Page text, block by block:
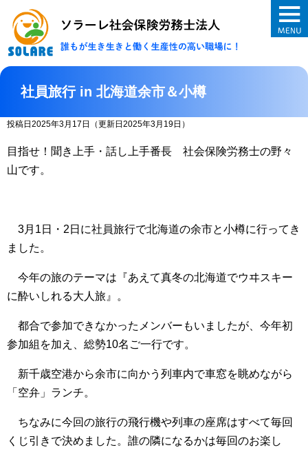
ソラーレ社会保
社員旅行 in 北海道余市＆小樽
投稿日2025年3月17日 （更新日2025年3月19日）
目指せ！聞き上手・話し上手番長 社会保険労務士の野々
山です。
3月1日・2日に社員旅行で北海道の余市と小樽に行ってき
ました。
今年の旅のテーマは『あえて真冬の北海道でウヰスキー
に酔いしれる大人旅』。
都合で参加できなかったメンバーもいましたが、今年初
参加組を加え、総勢10名ご一行です。
新千歳空港から余市に向かう列車内で車窓を眺めながら
「空弁」ランチ。
ちなみに今回の旅行の飛行機や列車の座席はすべて毎回
くじ引きで決めました。誰の隣になるかは毎回のお楽し